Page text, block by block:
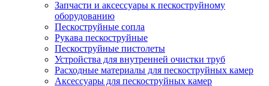
Запчасти и аксессуары к пескоструйному
оборудованию
Пескоструйные сопла
Рукава пескоструйные
Пескоструйные пистолеты
Устройства для внутренней очистки труб
Расходные материалы для пескоструйных камер
Аксессуары для пескоструйных камер